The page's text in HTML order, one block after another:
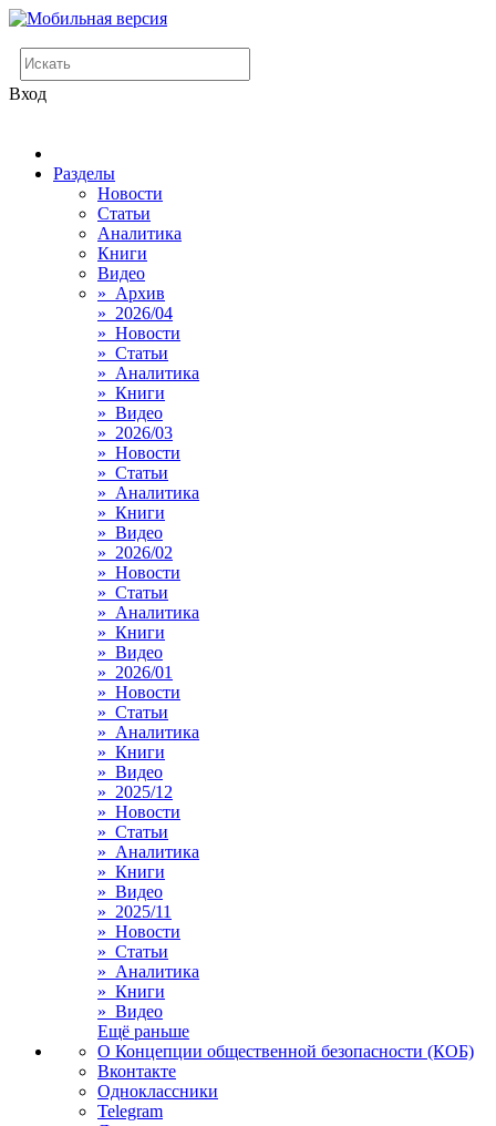
Вход
Разделы
Новости
Статьи
Аналитика
Книги
Видео
» Архив
» 2026/04
» Новости
» Статьи
» Аналитика
» Книги
» Видео
» 2026/03
» Новости
» Статьи
» Аналитика
» Книги
» Видео
» 2026/02
» Новости
» Статьи
» Аналитика
» Книги
» Видео
» 2026/01
» Новости
» Статьи
» Аналитика
» Книги
» Видео
» 2025/12
» Новости
» Статьи
» Аналитика
» Книги
» Видео
» 2025/11
» Новости
» Статьи
» Аналитика
» Книги
» Видео
Ещё раньше
О Концепции общественной безопасности (КОБ)
Вконтакте
Одноклассники
Telegram